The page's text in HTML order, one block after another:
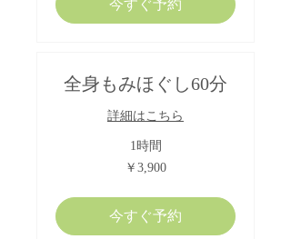
今すぐ予約
全身もみほぐし60分
詳細はこちら
1時間
￥3,900
今すぐ予約